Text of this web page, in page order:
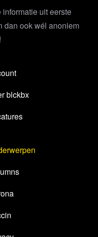
uit eerste
dan ook wél anoniem
blckbx